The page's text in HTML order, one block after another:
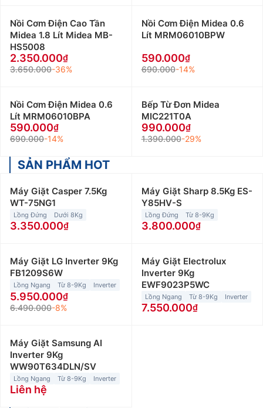
Nồi Cơm Điện Cao Tần
Midea 1.8 Lít Midea MB-
HS5008
2.350.000
3.650.000-36%
Nồi Cơm Điện Midea 0.6
Lít MRM06010BPW
590.000
690.000-14%
Nồi Cơm Điện Midea 0.6
Lít MRM06010BPA
590.000
690.000-14%
Bếp Từ Đơn Midea
MIC221T0A
990.000
1.390.000-29%
SẢN PHẨM HOT
Máy Giặt Casper 7.5Kg
WT-75NG1
Lồng Đứng Dưới 8Kg
3.350.000
Máy Giặt Sharp 8.5Kg ES-
Y85HV-S
Lồng Đứng Từ 8-9Kg
3.800.000
Máy Giặt LG Inverter 9Kg
FB1209S6W
Lồng Ngang Từ 8-9Kg Inverter
5.950.000
6.490.000-8%
Máy Giặt Electrolux
Inverter 9Kg
EWF9023P5WC
Lồng Ngang Từ 8-9Kg Inverter
7.550.000
Máy Giặt Samsung AI
Inverter 9Kg
WW90T634DLN/SV
Lồng Ngang Từ 8-9Kg Inverter
Liên hệ